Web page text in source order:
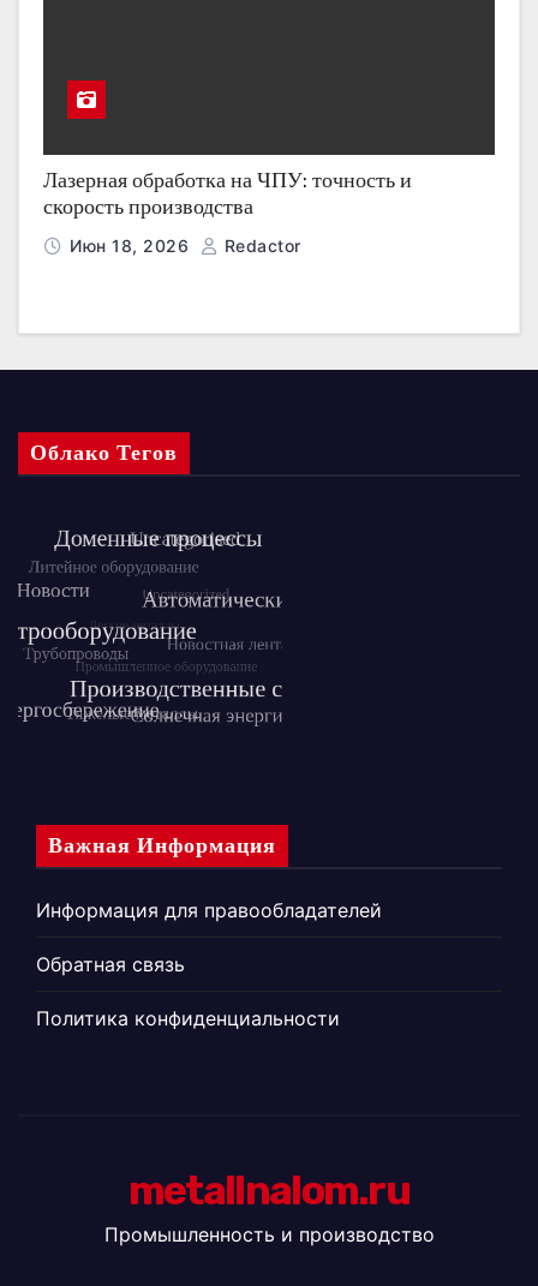
Лазерная обработка на ЧПУ: точность и
скорость производства
Июн 18, 2026 Redactor
Облако Тегов
Важная Информация
Информация для правообладателей
Обратная связь
Политика конфиденциальности
metallnalom.ru
Промышленность и производство